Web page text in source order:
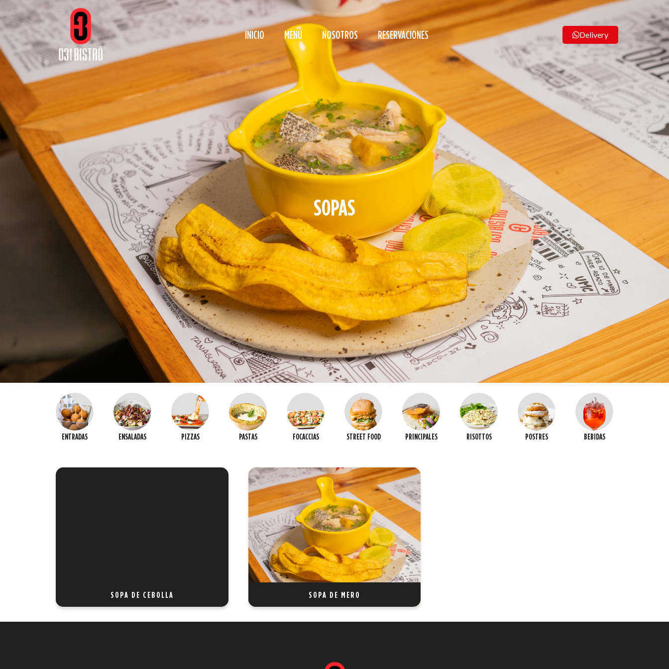
INICIO MENÚ NOSOTROS RESERVACIONES Delivery
SOPAS
ENTRADAS ENSALADAS PIZZAS PASTAS FOCACCIAS STREET FOOD PRINCIPALES RISOTTOS POSTRES BEBIDAS
SOPA DE CEBOLLA SOPA DE MERO
SOPA DE MERO
Delicada sopa preparada con fresco mero,
acompañada de vegetales seleccionados y un
suave toque de especias que realzan su sabor
tradicional.
REF 19